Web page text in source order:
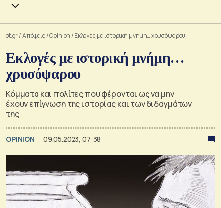
Χ.Α.
ot.gr/Απόψεις/Opinion / Εκλογές με ιστορική μνήμη… χρυσόψαρου
Εκλογές με ιστορική μνήμη…
χρυσόψαρου
Κόμματα και πολίτες που φέρονται ως να μην
έχουν επίγνωση της ιστορίας και των διδαγμάτων
της
OPINION 09.05.2023, 07:38